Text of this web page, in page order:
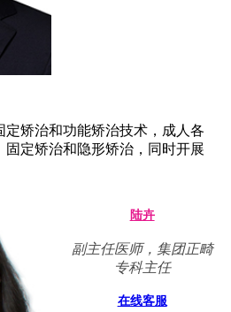
定矫治和功能矫治技术，成人各
定矫治和隐形矫治，同时开展
陆卉
副主任医师，集团正畸
专科主任
在线客服